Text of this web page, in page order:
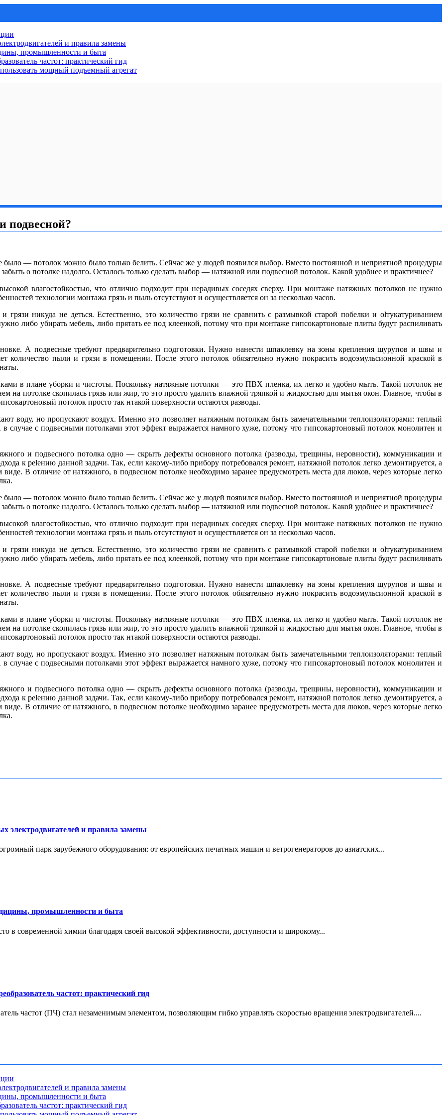
и правила замены
промышленности и быта
частот: практический гид
мощный подъемный агрегат
подвесной?
было — потолок можно было только белить. Сейчас же у людей появился выбор. Вместо постоянной и неприятной процедуры
о потолке надолго. Осталось только сделать выбор — натяжной или подвесной потолок. Какой удобнее и практичнее?
влагостойкостью, что отлично подходит при нерадивых соседях сверху. При монтаже натяжных потолков не нужно
технологии монтажа грязь и пыль отсутствуют и осуществляется он за несколько часов.
никуда не деться. Естественно, это количество грязи не сравнить с размывкой старой побелки и оlтукатуриванием
либо убирать мебель, либо прятать ее под клеенкой, потому что при монтаже гипсокартоновые плиты будут распиливать
А подвесные требуют предварительно подготовки. Нужно нанести шпаклевку на зоны крепления шурупов и швы и
количество пыли и грязи в помещении. После этого потолок обязательно нужно покрасить водоэмульсионной краской в
в плане уборки и чистоты. Поскольку натяжные потолки — это ПВХ пленка, их легко и удобно мыть. Такой потолок не
на потолке скопилась грязь или жир, то это просто удалить влажной тряпкой и жидкостью для мытья окон. Главное, чтобы в
потолок просто так нтакой поверхности остаются разводы.
воду, но пропускают воздух. Именно это позволяет натяжным потолкам быть замечательными теплоизоляторами: теплый
случае с подвесными потолками этот эффект выражается намного хуже, потому что гипсокартоновый потолок монолитен и
и подвесного потолка одно — скрыть дефекты основного потолка (разводы, трещины, неровности), коммуникации и
к реlению данной задачи. Так, если какому-либо прибору потребовался ремонт, натяжной потолок легко демонтируется, а
виде. В отличие от натяжного, в подвесном потолке необходимо заранее предусмотреть места для люков, через которые легко
было — потолок можно было только белить. Сейчас же у людей появился выбор. Вместо постоянной и неприятной процедуры
о потолке надолго. Осталось только сделать выбор — натяжной или подвесной потолок. Какой удобнее и практичнее?
влагостойкостью, что отлично подходит при нерадивых соседях сверху. При монтаже натяжных потолков не нужно
технологии монтажа грязь и пыль отсутствуют и осуществляется он за несколько часов.
никуда не деться. Естественно, это количество грязи не сравнить с размывкой старой побелки и оlтукатуриванием
либо убирать мебель, либо прятать ее под клеенкой, потому что при монтаже гипсокартоновые плиты будут распиливать
А подвесные требуют предварительно подготовки. Нужно нанести шпаклевку на зоны крепления шурупов и швы и
количество пыли и грязи в помещении. После этого потолок обязательно нужно покрасить водоэмульсионной краской в
в плане уборки и чистоты. Поскольку натяжные потолки — это ПВХ пленка, их легко и удобно мыть. Такой потолок не
на потолке скопилась грязь или жир, то это просто удалить влажной тряпкой и жидкостью для мытья окон. Главное, чтобы в
потолок просто так нтакой поверхности остаются разводы.
воду, но пропускают воздух. Именно это позволяет натяжным потолкам быть замечательными теплоизоляторами: теплый
случае с подвесными потолками этот эффект выражается намного хуже, потому что гипсокартоновый потолок монолитен и
и подвесного потолка одно — скрыть дефекты основного потолка (разводы, трещины, неровности), коммуникации и
к реlению данной задачи. Так, если какому-либо прибору потребовался ремонт, натяжной потолок легко демонтируется, а
виде. В отличие от натяжного, в подвесном потолке необходимо заранее предусмотреть места для люков, через которые легко
электродвигателей и правила замены
парк зарубежного оборудования: от европейских печатных машин и ветрогенераторов до азиатских...
промышленности и быта
в современной химии благодаря своей высокой эффективности, доступности и широкому...
частот: практический гид
частот (ПЧ) стал незаменимым элементом, позволяющим гибко управлять скоростью вращения электродвигателей....
и правила замены
промышленности и быта
частот: практический гид